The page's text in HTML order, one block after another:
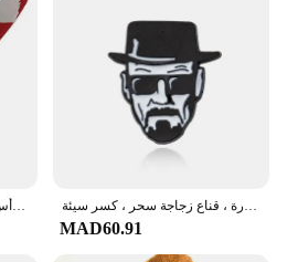
MAD60.91